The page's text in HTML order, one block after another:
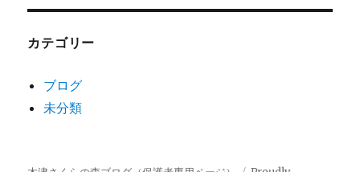
カテゴリー
ブログ
未分類